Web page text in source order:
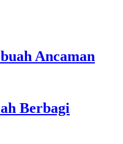
Ancaman
Berbagi